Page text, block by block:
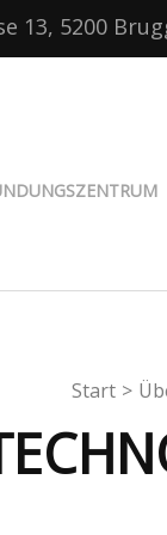
13, 5200
Start >